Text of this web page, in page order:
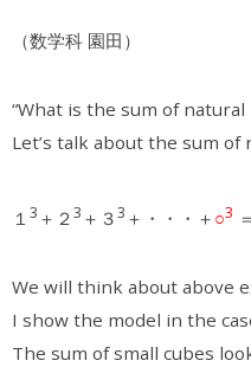
（数学科 園田）
“What is the sum of natural
Let’s talk about the sum
１ 3 ＋２ 3 ＋３3 ＋・・・＋ ○3
We will think about above
I show the model in the
The sum of small cubes